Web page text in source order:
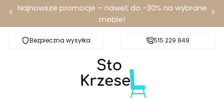
Najnowsze promocje – nawet do -30% na wybrane
meble!
Bezpieczna wysyłka Darmowa dostawa od 100 zł
515 229 849